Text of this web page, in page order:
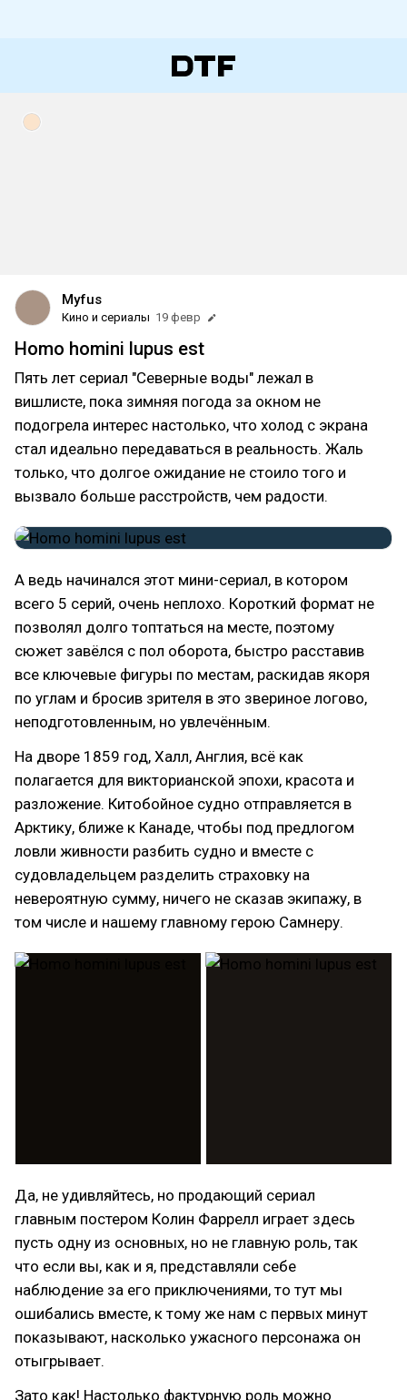
Myfus
Кино и сериалы 19 февр
Homo homini lupus est
Пять лет сериал "Северные воды" лежал в
вишлисте, пока зимняя погода за окном не
подогрела интерес настолько, что холод с экрана
стал идеально передаваться в реальность. Жаль
только, что долгое ожидание не стоило того и
вызвало больше расстройств, чем радости.
А ведь начинался этот мини-сериал, в котором
всего 5 серий, очень неплохо. Короткий формат не
позволял долго топтаться на месте, поэтому
сюжет завёлся с пол оборота, быстро расставив
все ключевые фигуры по местам, раскидав якоря
по углам и бросив зрителя в это звериное логово,
неподготовленным, но увлечённым.
На дворе 1859 год, Халл, Англия, всё как
полагается для викторианской эпохи, красота и
разложение. Китобойное судно отправляется в
Арктику, ближе к Канаде, чтобы под предлогом
ловли живности разбить судно и вместе с
судовладельцем разделить страховку на
невероятную сумму, ничего не сказав экипажу, в
том числе и нашему главному герою Самнеру.
Да, не удивляйтесь, но продающий сериал
главным постером Колин Фаррелл играет здесь
пусть одну из основных, но не главную роль, так
что если вы, как и я, представляли себе
наблюдение за его приключениями, то тут мы
ошибались вместе, к тому же нам с первых минут
показывают, насколько ужасного персонажа он
отыгрывает.
Зато как! Настолько фактурную роль можно